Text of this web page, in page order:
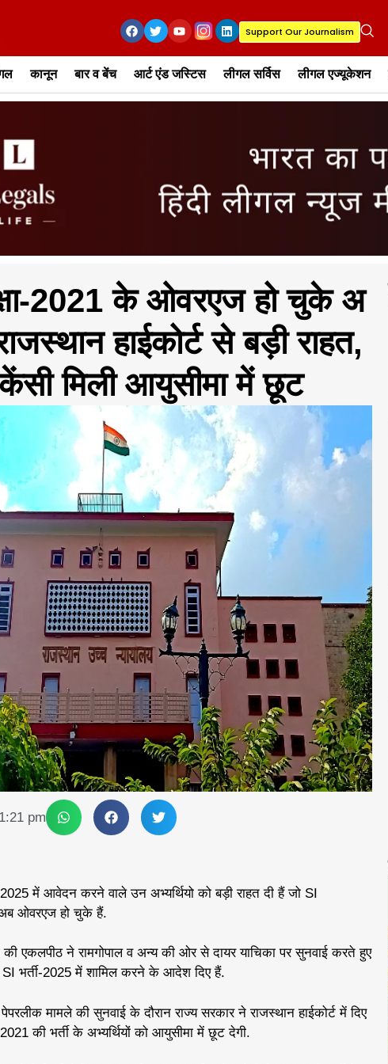
Support Our Journalism
कानून बार व बेंच आर्ट एंड जस्टिस लीगल सर्विस लीगल एज्यूकेशन
2021 के ओवरएज हो चुके अ​
हाईकोर्ट से बड़ी राहत,
मिली आयुसीमा में छूट
pm
2025 में आवेदन करने वाले उन अभ्यर्थियो को बड़ी राहत दी हैं जो SI
अब ओवरएज हो चुके हैं.
की एकलपीठ ने रामगोपाल व अन्य की ओर से दायर याचिका पर सुनवाई करते हुए
भर्ती-2025 में शामिल करने के आदेश दिए हैं.
मामले की सुनवाई के दौरान राज्य सरकार ने राजस्थान हाईकोर्ट में दिए
की भर्ती के अभ्यर्थियों को आयुसीमा में छूट देगी.